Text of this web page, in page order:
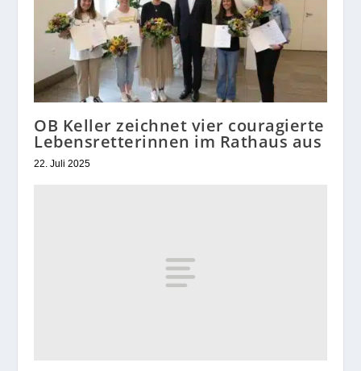
OB Keller zeichnet vier couragierte
Lebensretterinnen im Rathaus aus
22. Juli 2025